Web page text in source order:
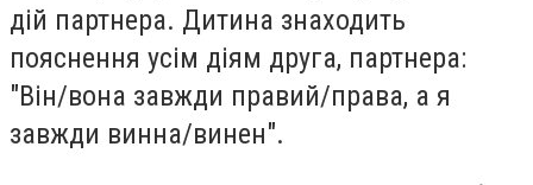
дій партнера. Дитина знаходить
пояснення усім діям друга, партнера:
"Він/вона завжди правий/права, а я
завжди винна/винен".